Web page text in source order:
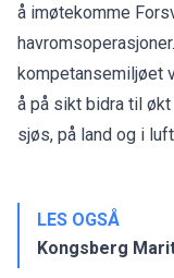
å imøtekomme
kompetansemiljøet
å på sikt bidra til
sjøs, på land og i
LES OGSÅ
Kongsberg